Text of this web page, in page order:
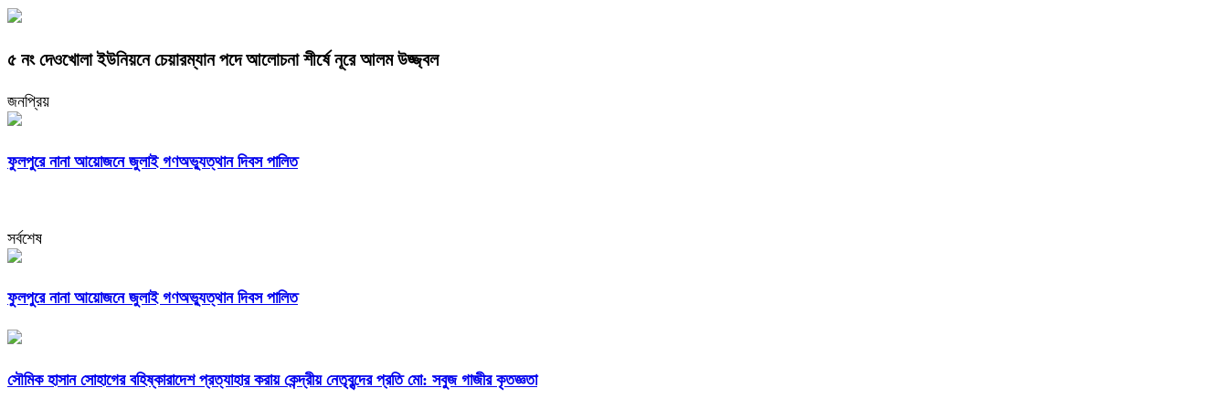
৫ নং দেওখোলা ইউনিয়নে চেয়ারম্যান পদে আলোচনা শীর্ষে নূরে আলম উজ্জ্বল
জনপ্রিয়
ফুলপুরে নানা আয়োজনে জুলাই গণঅভ্যুত্থান দিবস পালিত
সর্বশেষ
ফুলপুরে নানা আয়োজনে জুলাই গণঅভ্যুত্থান দিবস পালিত
সৌমিক হাসান সোহাগের বহিষ্কারাদেশ প্রত্যাহার করায় কেন্দ্রীয় নেতৃবৃন্দের প্রতি মো: সবুজ গাজীর কৃতজ্ঞতা